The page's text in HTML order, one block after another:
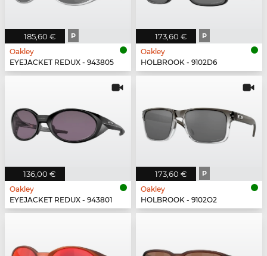
185,60 € P
Oakley
EYEJACKET REDUX - 943805
173,60 € P
Oakley
HOLBROOK - 9102D6
136,00 €
Oakley
EYEJACKET REDUX - 943801
173,60 € P
Oakley
HOLBROOK - 9102O2